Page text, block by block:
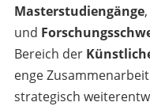
Masterstudiengänge
und
Bereich der
enge
strategisch